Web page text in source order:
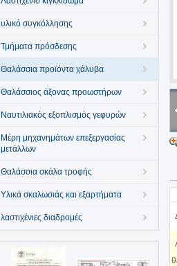
υλικό συγκόλλησης
Τμήματα πρόσδεσης
Θαλάσσια προϊόντα χάλυβα
Θαλάσσιος άξονας προωστήρων
Ναυτιλιακός εξοπλισμός γεφυρών
Μέρη μηχανημάτων επεξεργασίας
μετάλλων
Θαλάσσια σκάλα τροφής
Υλικά σκαλωσιάς και εξαρτήματα
λαστιχένιες διαδρομές